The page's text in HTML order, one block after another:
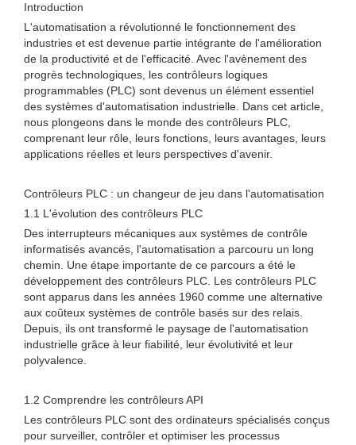
Introduction
L'automatisation a révolutionné le fonctionnement des
industries et est devenue partie intégrante de l'amélioration
de la productivité et de l'efficacité. Avec l'avènement des
progrès technologiques, les contrôleurs logiques
programmables (PLC) sont devenus un élément essentiel
des systèmes d'automatisation industrielle. Dans cet article,
nous plongeons dans le monde des contrôleurs PLC,
comprenant leur rôle, leurs fonctions, leurs avantages, leurs
applications réelles et leurs perspectives d'avenir.
Contrôleurs PLC : un changeur de jeu dans l'automatisation
1.1 L'évolution des contrôleurs PLC
Des interrupteurs mécaniques aux systèmes de contrôle
informatisés avancés, l'automatisation a parcouru un long
chemin. Une étape importante de ce parcours a été le
développement des contrôleurs PLC. Les contrôleurs PLC
sont apparus dans les années 1960 comme une alternative
aux coûteux systèmes de contrôle basés sur des relais.
Depuis, ils ont transformé le paysage de l'automatisation
industrielle grâce à leur fiabilité, leur évolutivité et leur
polyvalence.
1.2 Comprendre les contrôleurs API
Les contrôleurs PLC sont des ordinateurs spécialisés conçus
pour surveiller, contrôler et optimiser les processus